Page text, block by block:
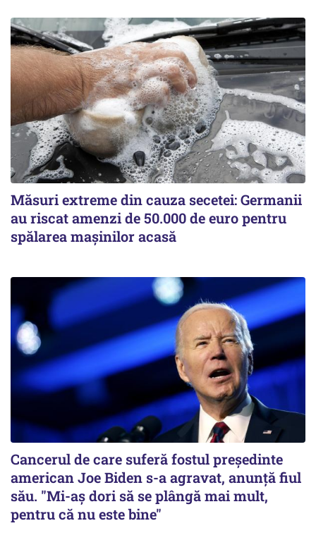
Măsuri extreme din cauza secetei: Germanii
au riscat amenzi de 50.000 de euro pentru
spălarea mașinilor acasă
Cancerul de care suferă fostul preşedinte
american Joe Biden s-a agravat, anunță fiul
său. "Mi-aș dori să se plângă mai mult,
pentru că nu este bine"